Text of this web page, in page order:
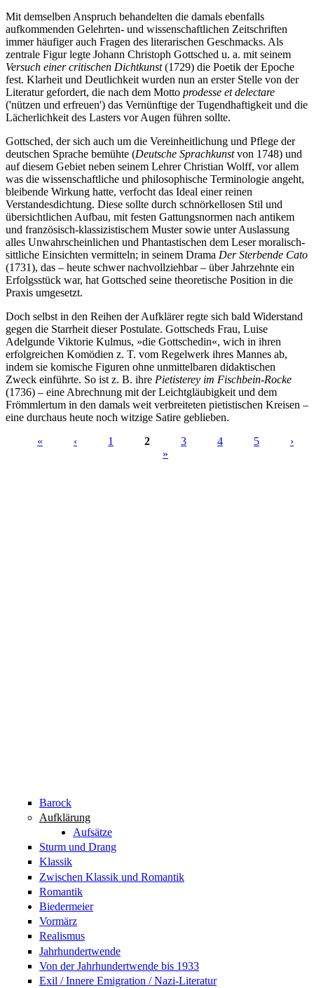
Mit demselben Anspruch behandelten die damals ebenfalls
aufkommenden Gelehrten- und wissenschaftlichen Zeitschriften
immer häufiger auch Fragen des literarischen Geschmacks. Als
zentrale Figur legte Johann Christoph Gottsched u. a. mit seinem
Versuch einer critischen Dichtkunst(1729) die Poetik der Epoche
fest. Klarheit und Deutlichkeit wurden nun an erster Stelle von der
Literatur gefordert, die nach dem Motto prodesse et delectare
('nützen und erfreuen') das Vernünftige der Tugendhaftigkeit und die
Lächerlichkeit des Lasters vor Augen führen sollte.
Gottsched, der sich auch um die Vereinheitlichung und Pflege der
deutschen Sprache bemühte (Deutsche Sprachkunstvon 1748) und
auf diesem Gebiet neben seinem Lehrer Christian Wolff, vor allem
was die wissenschaftliche und philosophische Terminologie angeht,
bleibende Wirkung hatte, verfocht das Ideal einer reinen
Verstandesdichtung. Diese sollte durch schnörkellosen Stil und
übersichtlichen Aufbau, mit festen Gattungsnormen nach antikem
und französisch-klassizistischem Muster sowie unter Auslassung
alles Unwahrscheinlichen und Phantastischen dem Leser moralisch-
sittliche Einsichten vermitteln; in seinem Drama Der Sterbende Cato
(1731), das – heute schwer nachvollziehbar – über Jahrzehnte ein
Erfolgsstück war, hat Gottsched seine theoretische Position in die
Praxis umgesetzt.
Doch selbst in den Reihen der Aufklärer regte sich bald Widerstand
gegen die Starrheit dieser Postulate. Gottscheds Frau, Luise
Adelgunde Viktorie Kulmus, »die Gottschedin«, wich in ihren
erfolgreichen Komödien z. T. vom Regelwerk ihres Mannes ab,
indem sie komische Figuren ohne unmittelbaren didaktischen
Zweck einführte. So ist z. B. ihre Pietisterey im Fischbein-Rocke
(1736) – eine Abrechnung mit der Leichtgläubigkeit und dem
Frömmlertum in den damals weit verbreiteten pietistischen Kreisen –
eine durchaus heute noch witzige Satire geblieben.
« ‹ 1 2 3 4 5
›
»
Barock
Aufklärung
Aufsätze
Sturm und Drang
Klassik
Zwischen Klassik und Romantik
Romantik
Biedermeier
Vormärz
Realismus
Jahrhundertwende
Von der Jahrhundertwende bis 1933
Exil / Innere Emigration / Nazi-Literatur